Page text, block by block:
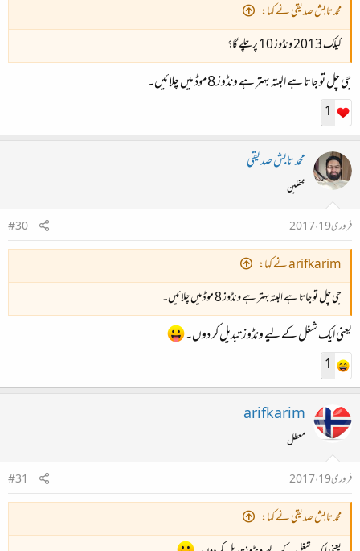
محمد تابش صدیقی نے کہا:
کیلک 2013 ونڈوز 10 پرچلے گا؟
جی چل تو جاتا ہے البتہ بہتر ہے ونڈوز 8 موڈ میں چلائیں۔
1
محمد تابش صدیقی
محفلین
فروری 19، 2017
#30
arifkarim نے کہا:
جی چل تو جاتا ہے البتہ بہتر ہے ونڈوز 8 موڈ میں چلائیں۔
یعنی ایک شغل کے لیے ونڈوز تبدیل کر دوں۔
1
arifkarim
معطل
فروری 19، 2017
#31
محمد تابش صدیقی نے کہا: